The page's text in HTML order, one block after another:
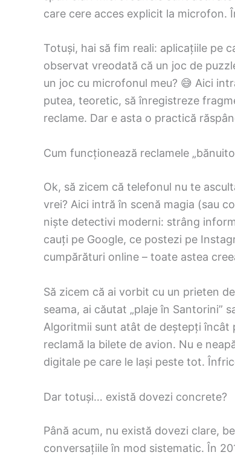
care cere acces explicit la microfon.
Totuși, hai să fim reali: aplicațiile pe
observat vreodată că un joc de
un joc cu microfonul meu? 😅 Aici
putea, teoretic, să înregistreze
reclame. Dar e asta o practică
Cum funcționează reclamele
Ok, să zicem că telefonul nu te
vrei? Aici intră în scenă magia (sau
niște detectivi moderni: strâng
cauți pe Google, ce postezi pe
cumpărături online – toate astea
Să zicem că ai vorbit cu un prieten
seama, ai căutat „plaje în Santorini”
Algoritmii sunt atât de deștepți încât
reclamă la bilete de avion. Nu e
digitale pe care le lași peste tot.
Dar totuși… există dovezi concrete?
Până acum, nu există dovezi clare,
conversațiile în mod sistematic. În